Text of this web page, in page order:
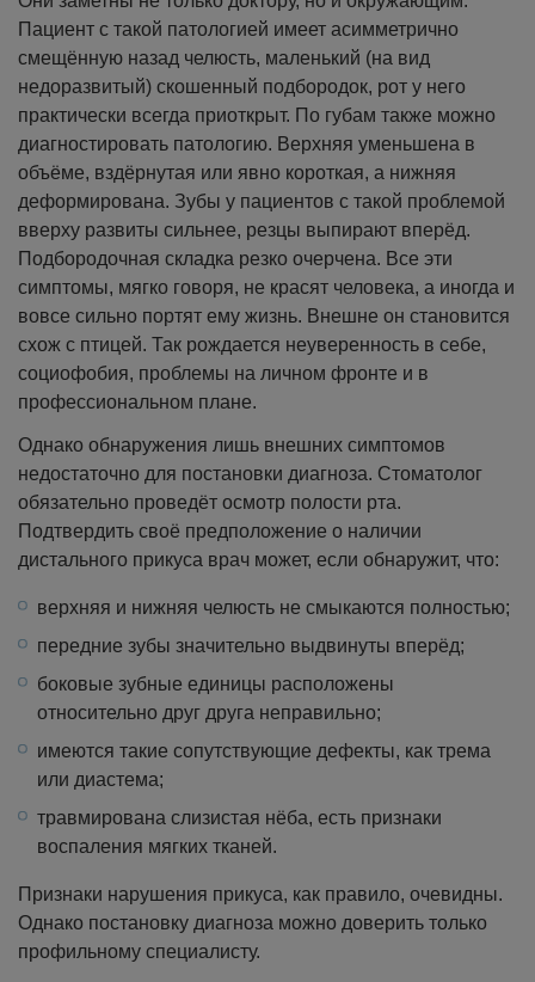
Пациент с такой патологией имеет асимметрично
смещённую назад челюсть, маленький (на вид
недоразвитый) скошенный подбородок, рот у него
практически всегда приоткрыт. По губам также можно
диагностировать патологию. Верхняя уменьшена в
объёме, вздёрнутая или явно короткая, а нижняя
деформирована. Зубы у пациентов с такой проблемой
вверху развиты сильнее, резцы выпирают вперёд.
Подбородочная складка резко очерчена. Все эти
симптомы, мягко говоря, не красят человека, а иногда и
вовсе сильно портят ему жизнь. Внешне он становится
схож с птицей. Так рождается неуверенность в себе,
социофобия, проблемы на личном фронте и в
профессиональном плане.
Однако обнаружения лишь внешних симптомов
недостаточно для постановки диагноза. Стоматолог
обязательно проведёт осмотр полости рта.
Подтвердить своё предположение о наличии
дистального прикуса врач может, если обнаружит, что:
верхняя и нижняя челюсть не смыкаются полностью;
передние зубы значительно выдвинуты вперёд;
боковые зубные единицы расположены
относительно друг друга неправильно;
имеются такие сопутствующие дефекты, как трема
или диастема;
травмирована слизистая нёба, есть признаки
воспаления мягких тканей.
Признаки нарушения прикуса, как правило, очевидны.
Однако постановку диагноза можно доверить только
профильному специалисту.